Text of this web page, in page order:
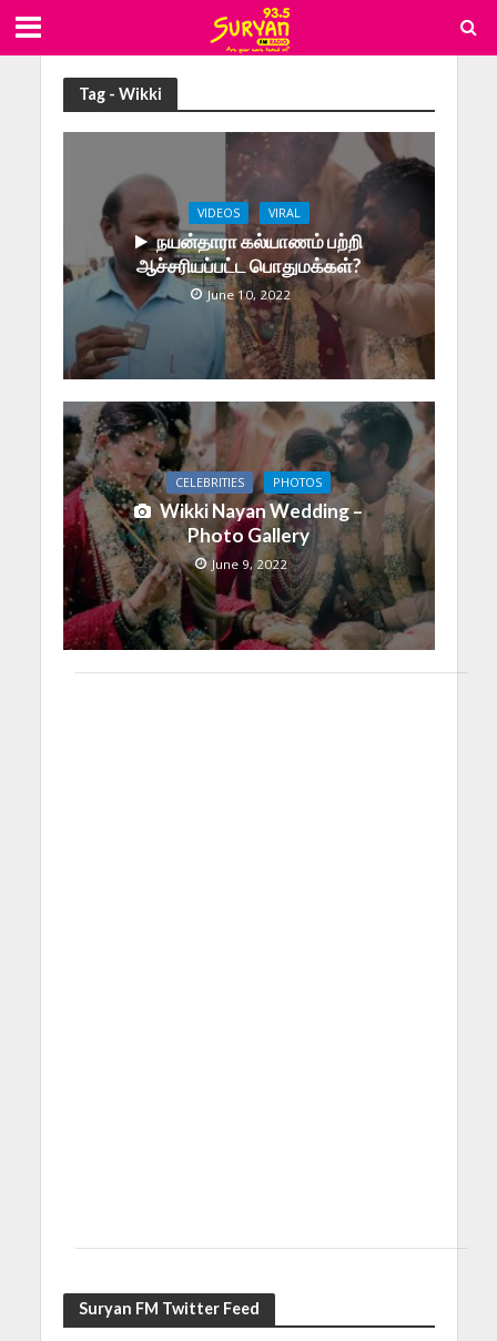
Tag - Wikki
VIDEOS VIRAL
நயன்தாரா கல்யாணம் பற்றி
ஆச்சரியப்பட்ட பொதுமக்கள்?
June 10, 2022
CELEBRITIES PHOTOS
Wikki Nayan Wedding –
Photo Gallery
June 9, 2022
Suryan FM Twitter Feed